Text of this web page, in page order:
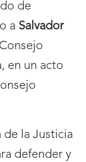
de
a Salvador
en un acto
de la Justicia
defender y